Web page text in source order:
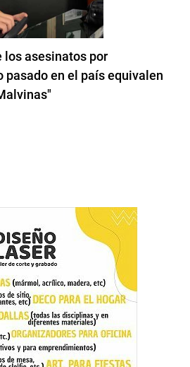
los asesinatos por
pasado en el país equivalen